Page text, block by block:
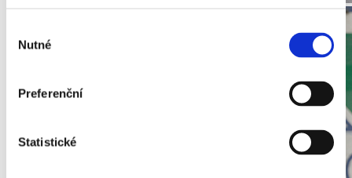
souhlasu
Nutné
Preferenční
Statistické